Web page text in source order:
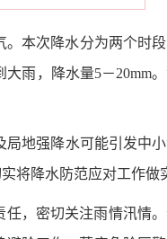
。本次降水分为两个时
雨，降水量5－20mm
地强降水可能引发中
将降水防范应对工作做
任，密切关注雨情汛情